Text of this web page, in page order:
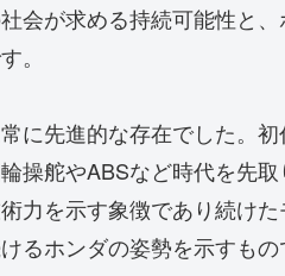
会が求める持続可能性と
。
に先進的な存在でした。
操舵やABSなど時代を先
力を示す象徴であり続け
るホンダの姿勢を示すもの